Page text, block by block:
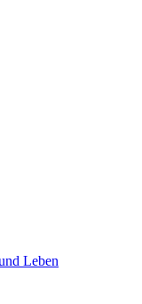
Leben